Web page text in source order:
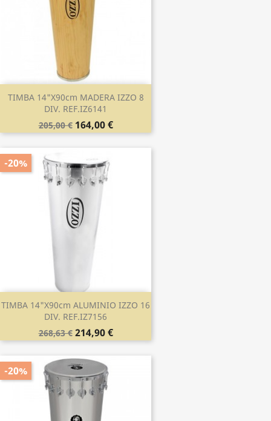
TIMBA 14"x90cm MADERA IZZO 8
DIV. REF.IZ6141
205,00 € 164,00 €
TIMBA 14"x90cm ALUMINIO IZZO 16
DIV. REF.IZ7156
268,63 € 214,90 €
-20%
-20%